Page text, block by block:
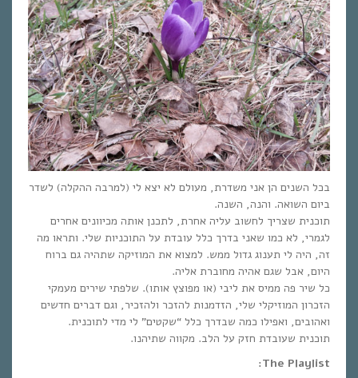
בכל השנים הן אני משדרת, מעולם לא יצא לי (למרבה ההקלה) לשדר
ביום השואה. והנה, השנה.
תוכנית שצריך לחשוב עליה אחרת, לתכנן אותה מכיוונים אחרים
לגמרי, לא כמו שאני בדרך כלל עובדת על התוכניות שלי. ותראו מה
זה, היה לי תענוג גדול ממש. למצוא את המוזיקה שתהיה גם ברוח
היום, אבל שגם אהיה מחוברת אליה.
כל שיר פה ממיס את ליבי (או מפוצץ אותו). שלפתי שירים מעמקי
הזכרון המוזיקלי שלי, הזדמנות להזכר ולהזכיר, וגם דברים חדשים
ואהובים, ואפילו כמה שבדרך כלל “שקטים” לי מדי לתוכנית.
תוכנית שעובדת חזק על הלב. מקווה שתיהנו.
The Playlist: